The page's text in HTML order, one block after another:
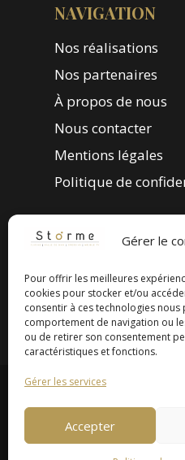
Gérer le
Pour offrir les meilleures
cookies pour stocker et/ou
consentir à ces technologies
comportement de navigation ou
ou de retirer son consentement
caractéristiques et fonctions.
Gérer les services
Accepter
NAVIGATION
Nos réalisations
Nos partenaires
À propos de nous
Nous contacter
Mentions légales
Politique de